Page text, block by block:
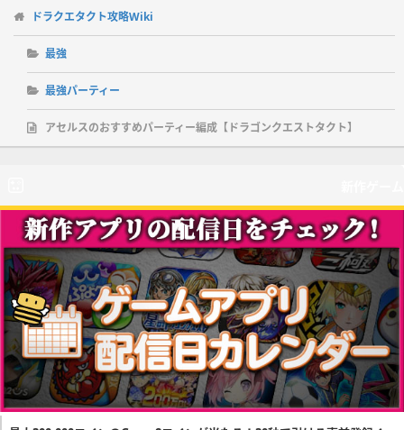
ドラクエタクト攻略Wiki
最強
最強パーティー
アセルスのおすすめパーティー編成【ドラゴンクエストタクト】